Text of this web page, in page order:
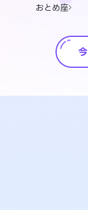
おとめ座